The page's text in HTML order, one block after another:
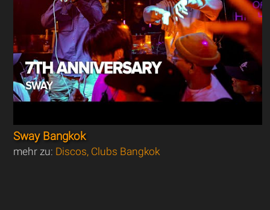
Sway Bangkok
mehr zu: Discos, Clubs Bangkok